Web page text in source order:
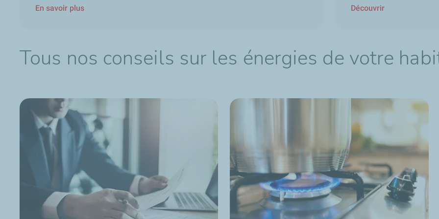
En savoir plus Découvrir
Tous nos conseils sur les énergies de votre